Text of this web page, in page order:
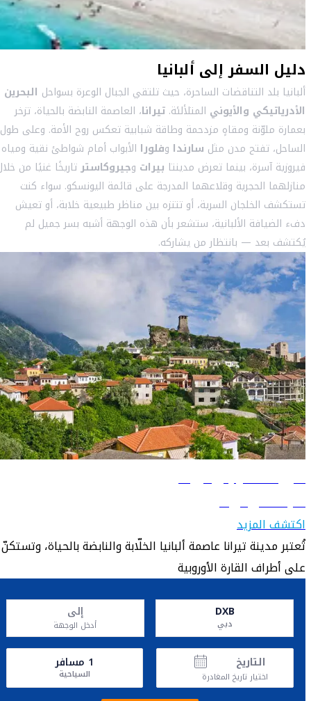
دليل السفر إلى ألبانيا
ألبانيا بلد التناقضات الساحرة، حيث تلتقي الجبال الوعرة بسواحل البحرين
الأدرياتيكي والأيوني المتلألئة. تيرانا، العاصمة النابضة بالحياة، تزخر
بعمارة ملوّنة ومقاهٍ مزدحمة وطاقة شبابية تعكس روح الأمة. وعلى طول
الساحل، تفتح مدن مثل سارندا وفلورا الأبواب أمام شواطئ نقية ومياه
فيروزية آسرة، بينما تعرض مدينتا بيرات وجيروكاسترتاريخًا غنيًا من
منازلهما الحجرية وقلاعهما المدرجة على قائمة اليونسكو. سواء كنت
تستكشف الخلجان السرية، أو تتنزه بين مناظر طبيعية خلابة، أو تعيش
دفء الضيافة الألبانية، ستشعر بأن هذه الوجهة أشبه بسر جميل لم
يُكتشف بعد — بانتظار من يشاركه.
دليل السفر إلى تيرانا
تعرّف على تيرانا
اكتشف المزيد
تُعتبر مدينة تيرانا عاصمة ألبانيا الخلّابة والنابضة بالحياة، وتستكنّ
على أطراف القارة الأوروبية
DXB
دبي
إلى
أدخل الوجهة
التاريخ
اختيار تاريخ المغادرة
1 مسافر
السياحية